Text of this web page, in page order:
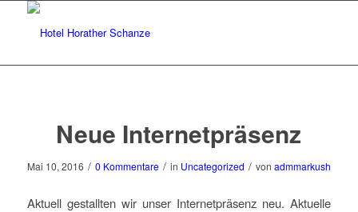
Neue Internetpräsenz
Mai 10, 2016 / 0 Kommentare / in Uncategorized / von admmarkush
Aktuell gestallten wir unser Internetpräsenz neu. Aktuelle